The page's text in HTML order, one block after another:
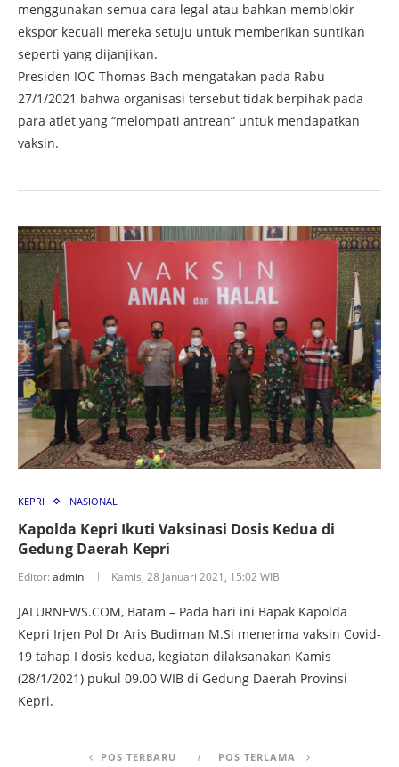
menggunakan semua cara legal atau bahkan memblokir
ekspor kecuali mereka setuju untuk memberikan suntikan
seperti yang dijanjikan.
Presiden IOC Thomas Bach mengatakan pada Rabu
27/1/2021 bahwa organisasi tersebut tidak berpihak pada
para atlet yang “melompati antrean” untuk mendapatkan
vaksin.
KEPRI NASIONAL
Kapolda Kepri Ikuti Vaksinasi Dosis Kedua di
Gedung Daerah Kepri
Editor: admin Kamis, 28 Januari 2021, 15:02 WIB
JALURNEWS.COM, Batam – Pada hari ini Bapak Kapolda
Kepri Irjen Pol Dr Aris Budiman M.Si menerima vaksin Covid-
19 tahap I dosis kedua, kegiatan dilaksanakan Kamis
(28/1/2021) pukul 09.00 WIB di Gedung Daerah Provinsi
Kepri.
POS TERBARU POS TERLAMA